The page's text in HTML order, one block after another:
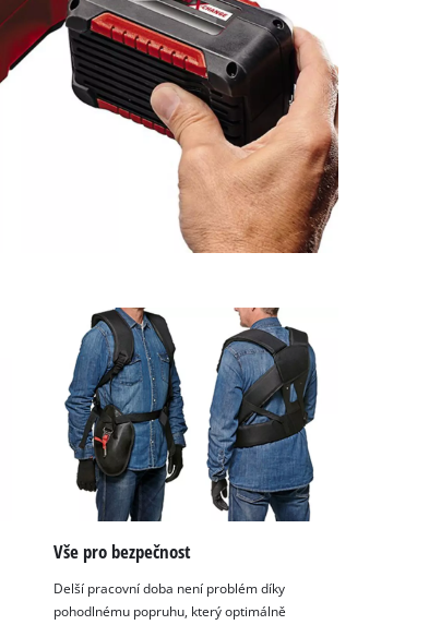
Vše pro bezpečnost
Delší pracovní doba není problém díky
pohodlnému popruhu, který optimálně